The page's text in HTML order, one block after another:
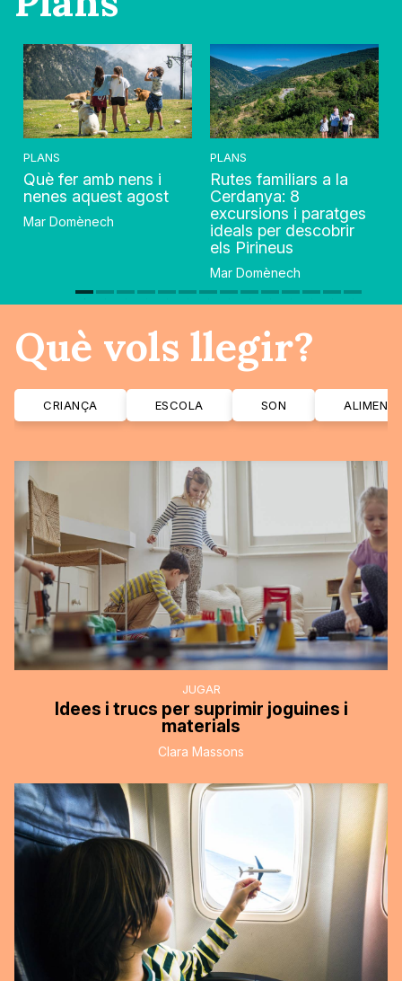
PLANS
Què fer amb nens i
nenes aquest agost
Mar Domènech
PLANS
Rutes familiars a la
Cerdanya: 8
excursions i paratges
ideals per descobrir
els Pirineus
Mar Domènech
Què vols llegir?
CRIANÇA ESCOLA SON
JUGAR
Idees i trucs per suprimir joguines i
materials
Clara Massons